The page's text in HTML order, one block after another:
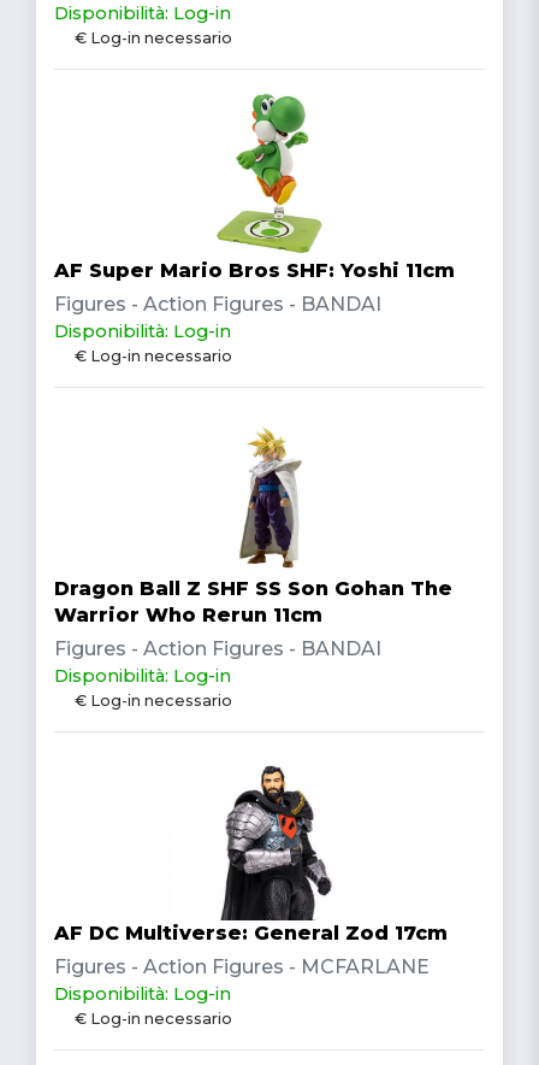
Disponibilità: Log-in
€ Log-in necessario
AF Super Mario Bros SHF: Yoshi 11cm
Figures - Action Figures - BANDAI
Disponibilità: Log-in
€ Log-in necessario
Dragon Ball Z SHF SS Son Gohan The
Warrior Who Rerun 11cm
Figures - Action Figures - BANDAI
Disponibilità: Log-in
€ Log-in necessario
AF DC Multiverse: General Zod 17cm
Figures - Action Figures - MCFARLANE
Disponibilità: Log-in
€ Log-in necessario